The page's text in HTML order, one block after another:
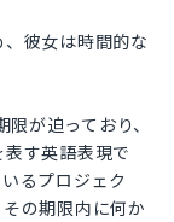
彼女は時間的な
が迫っており、
す英語表現で
るプロジェク
の期限内に何か